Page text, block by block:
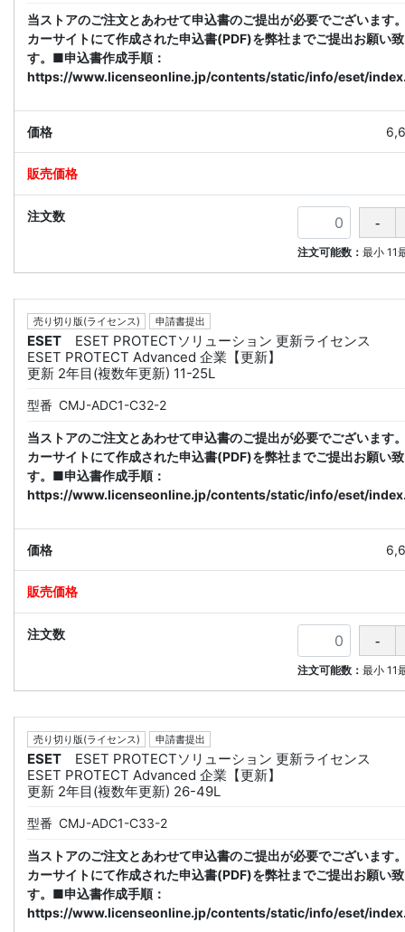
当ストアのご注文とあわせて申込書のご提出が必要でございます
カーサイトにて作成された申込書(PDF)を弊社までご提出お願い
す。■申込書作成手順：
https://www.licenseonline.jp/contents/static/info/eset/
注文可能数： 最小 11
売り切り版(ライセンス) 申請書提出
ESET
ESET PROTECTソリューション 更新ライセンス
ESET PROTECT Advanced 企業【更新】
更新 2年目(複数年更新) 11-25L
型番 CMJ-ADC1-C32-2
当ストアのご注文とあわせて申込書のご提出が必要でございます
カーサイトにて作成された申込書(PDF)を弊社までご提出お願い
す。■申込書作成手順：
https://www.licenseonline.jp/contents/static/info/eset/
注文可能数： 最小 11
売り切り版(ライセンス) 申請書提出
ESET
ESET PROTECTソリューション 更新ライセンス
ESET PROTECT Advanced 企業【更新】
更新 2年目(複数年更新) 26-49L
型番 CMJ-ADC1-C33-2
当ストアのご注文とあわせて申込書のご提出が必要でございます
カーサイトにて作成された申込書(PDF)を弊社までご提出お願い
す。■申込書作成手順：
https://www.licenseonline.jp/contents/static/info/eset/